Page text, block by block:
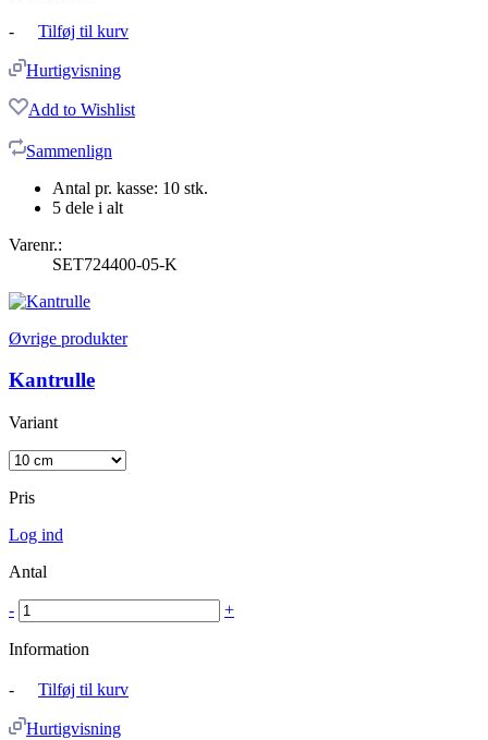
- Tilføj til kurv
Hurtigvisning
Add to Wishlist
Sammenlign
Antal pr. kasse: 10 stk.
5 dele i alt
Varenr.:
SET724400-05-K
Øvrige produkter
Kantrulle
Variant
Pris
Log ind
Antal
- +
Information
- Tilføj til kurv
Hurtigvisning